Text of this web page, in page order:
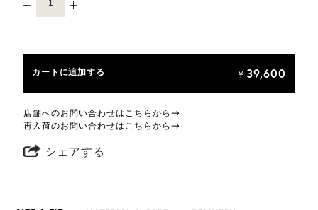
*天然素材を用いたハンドメイドのため、サイズ・色
HAT BOX に収納できない商品です。
カートに追加する ¥ 39,600
店舗へのお問い合わせはこちらから→
再入荷のお問い合わせはこちらから→
シェアする